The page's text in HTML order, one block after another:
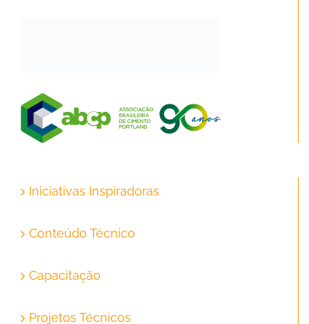
Iniciativas Inspiradoras
Conteúdo Técnico
Capacitação
Projetos Técnicos